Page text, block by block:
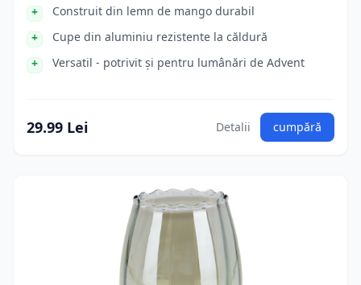
Construit din lemn de mango durabil
Cupe din aluminiu rezistente la căldură
Versatil - potrivit și pentru lumânări de Advent
29.99 Lei Detalii cumpără